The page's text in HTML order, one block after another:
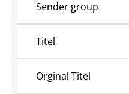
Sender group
Titel
Orginal Titel